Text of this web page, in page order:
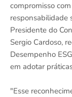
compromisso
responsabilidade
Presidente do
Sergio Cardoso,
Desempenho
em adotar
"Esse